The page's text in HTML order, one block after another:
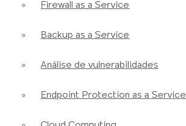
Firewall as a Service
Backup as a Service
Análise de vulnerabilidades
Endpoint Protection as a Service